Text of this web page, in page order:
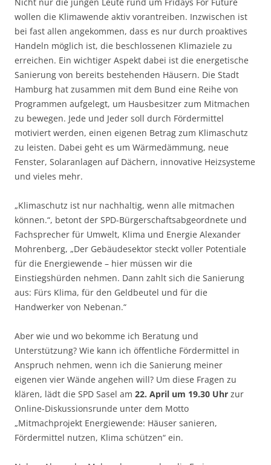
wollen die Klimawende aktiv vorantreiben. Inzwischen ist
bei fast allen angekommen, dass es nur durch proaktives
Handeln möglich ist, die beschlossenen Klimaziele zu
erreichen. Ein wichtiger Aspekt dabei ist die energetische
Sanierung von bereits bestehenden Häusern. Die Stadt
Hamburg hat zusammen mit dem Bund eine Reihe von
Programmen aufgelegt, um Hausbesitzer zum Mitmachen
zu bewegen. Jede und Jeder soll durch Fördermittel
motiviert werden, einen eigenen Betrag zum Klimaschutz
zu leisten. Dabei geht es um Wärmedämmung, neue
Fenster, Solaranlagen auf Dächern, innovative Heizsysteme
und vieles mehr.
„Klimaschutz ist nur nachhaltig, wenn alle mitmachen
können.“, betont der SPD-Bürgerschaftsabgeordnete und
Fachsprecher für Umwelt, Klima und Energie Alexander
Mohrenberg, „Der Gebäudesektor steckt voller Potentiale
für die Energiewende – hier müssen wir die
Einstiegshürden nehmen. Dann zahlt sich die Sanierung
aus: Fürs Klima, für den Geldbeutel und für die
Handwerker von Nebenan.“
Aber wie und wo bekomme ich Beratung und
Unterstützung? Wie kann ich öffentliche Fördermittel in
Anspruch nehmen, wenn ich die Sanierung meiner
eigenen vier Wände angehen will? Um diese Fragen zu
klären, lädt die SPD Sasel am 22. April um 19.30 Uhr zur
Online-Diskussionsrunde unter dem Motto
„Mitmachprojekt Energiewende: Häuser sanieren,
Fördermittel nutzen, Klima schützen“ ein.